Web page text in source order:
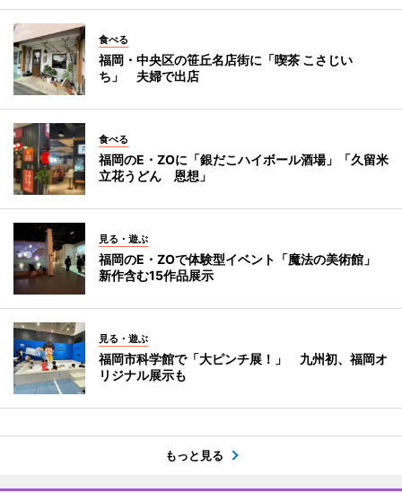
食べる
福岡・中央区の笹丘名店街に「喫茶 こさじい
ち」 夫婦で出店
食べる
福岡のE・ZOに「銀だこハイボール酒場」「久留米
立花うどん 恩想」
見る・遊ぶ
福岡のE・ZOで体験型イベント「魔法の美術館」
新作含む15作品展示
見る・遊ぶ
福岡市科学館で「大ピンチ展！」 九州初、福岡オ
リジナル展示も
もっと見る